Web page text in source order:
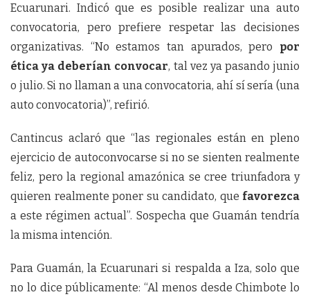
Ecuarunari. Indicó que es posible realizar una auto
convocatoria, pero prefiere respetar las decisiones
organizativas. “No estamos tan apurados, pero por
ética ya deberían convocar, tal vez ya pasando junio
o julio. Si no llaman a una convocatoria, ahí sí sería (una
auto convocatoria)”, refirió.
Cantincus aclaró que “las regionales están en pleno
ejercicio de autoconvocarse si no se sienten realmente
feliz, pero la regional amazónica se cree triunfadora y
quieren realmente poner su candidato, que favorezca
a este régimen actual”. Sospecha que Guamán tendría
la misma intención.
Para Guamán, la Ecuarunari si respalda a Iza, solo que
no lo dice públicamente: “Al menos desde Chimbote lo